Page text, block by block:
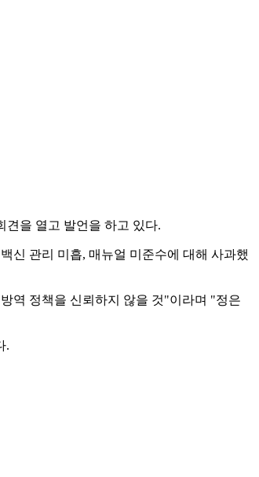
견을 열고 발언을 하고 있다.
신 관리 미흡, 매뉴얼 미준수에 대해 사과했
역 정책을 신뢰하지 않을 것"이라며 "정은
.